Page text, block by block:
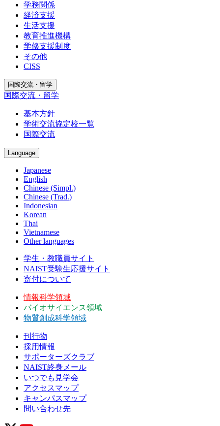
学務関係
経済支援
生活支援
教育推進機構
学修支援制度
その他
CISS
国際交流・留学
国際交流・留学
基本方針
学術交流協定校一覧
国際交流
Language
Japanese
English
Chinese (Simpl.)
Chinese (Trad.)
Indonesian
Korean
Thai
Vietnamese
Other languages
学生・教職員サイト
NAIST受験生応援サイト
寄付について
情報科学領域
バイオサイエンス領域
物質創成科学領域
刊行物
採用情報
サポーターズクラブ
NAIST終身メール
いつでも見学会
アクセスマップ
キャンパスマップ
問い合わせ先